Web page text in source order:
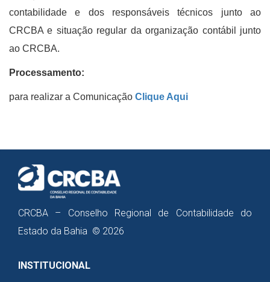
contabilidade e dos responsáveis técnicos junto ao
CRCBA e situação regular da organização contábil junto
ao CRCBA.
Processamento:
para realizar a Comunicação Clique Aqui
CRCBA – Conselho Regional de Contabilidade do
Estado da Bahia © 2026
INSTITUCIONAL